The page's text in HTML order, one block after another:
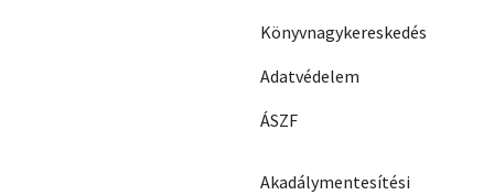
Könyvnagykereskedés
Adatvédelem
ÁSZF
Akadálymentesítési